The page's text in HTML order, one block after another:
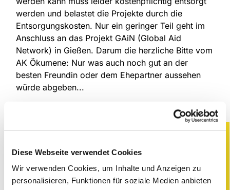
Diese Webseite verwendet Cookies
Wir verwenden Cookies, um Inhalte und Anzeigen zu
personalisieren, Funktionen für soziale Medien anbieten
werden und belastet die Projekte durch die
Entsorgungskosten. Nur ein geringer Teil geht im
Anschluss an das Projekt GAiN (Global Aid
Network) in Gießen. Darum die herzliche Bitte vom
AK Ökumene: Nur was auch noch gut an der
besten Freundin oder dem Ehepartner aussehen
würde abgeben...